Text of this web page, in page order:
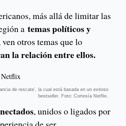
más allá de limitar las
a temas políticos y
ven otros temas que lo
la relación entre ellos.
de rescate’, la cual está basada en un exitoso
bestseller. Foto: Cortesía Netflix.
, unidos o ligados por